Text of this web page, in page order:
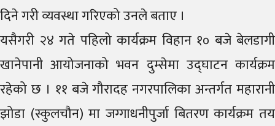
दिने गरी व्यवस्था गरिएको उनले बताए ।
यसैगरी २४ गते पहिलो कार्यक्रम विहान १० बजे बेलडागी
खानेपानी आयोजनाको भवन दुम्सेमा उद्घाटन कार्यक्रम
रहेको छ । ११ बजे गौरादह नगरपालिका अन्तर्गत महारानी
झोडा (स्कुलचौन) मा जग्गाधनीपुर्जा बितरण कार्यक्रम तय